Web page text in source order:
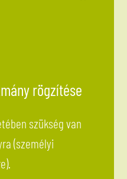
rögzítése
szükség van
(személyi